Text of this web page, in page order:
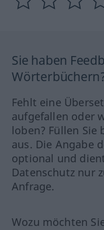
Sie haben
Fehlt eine
aufgefallen oder
loben? Füllen Sie
aus. Die Angabe
optional und
Datenschutz nur
Anfrage.
Wozu möchten